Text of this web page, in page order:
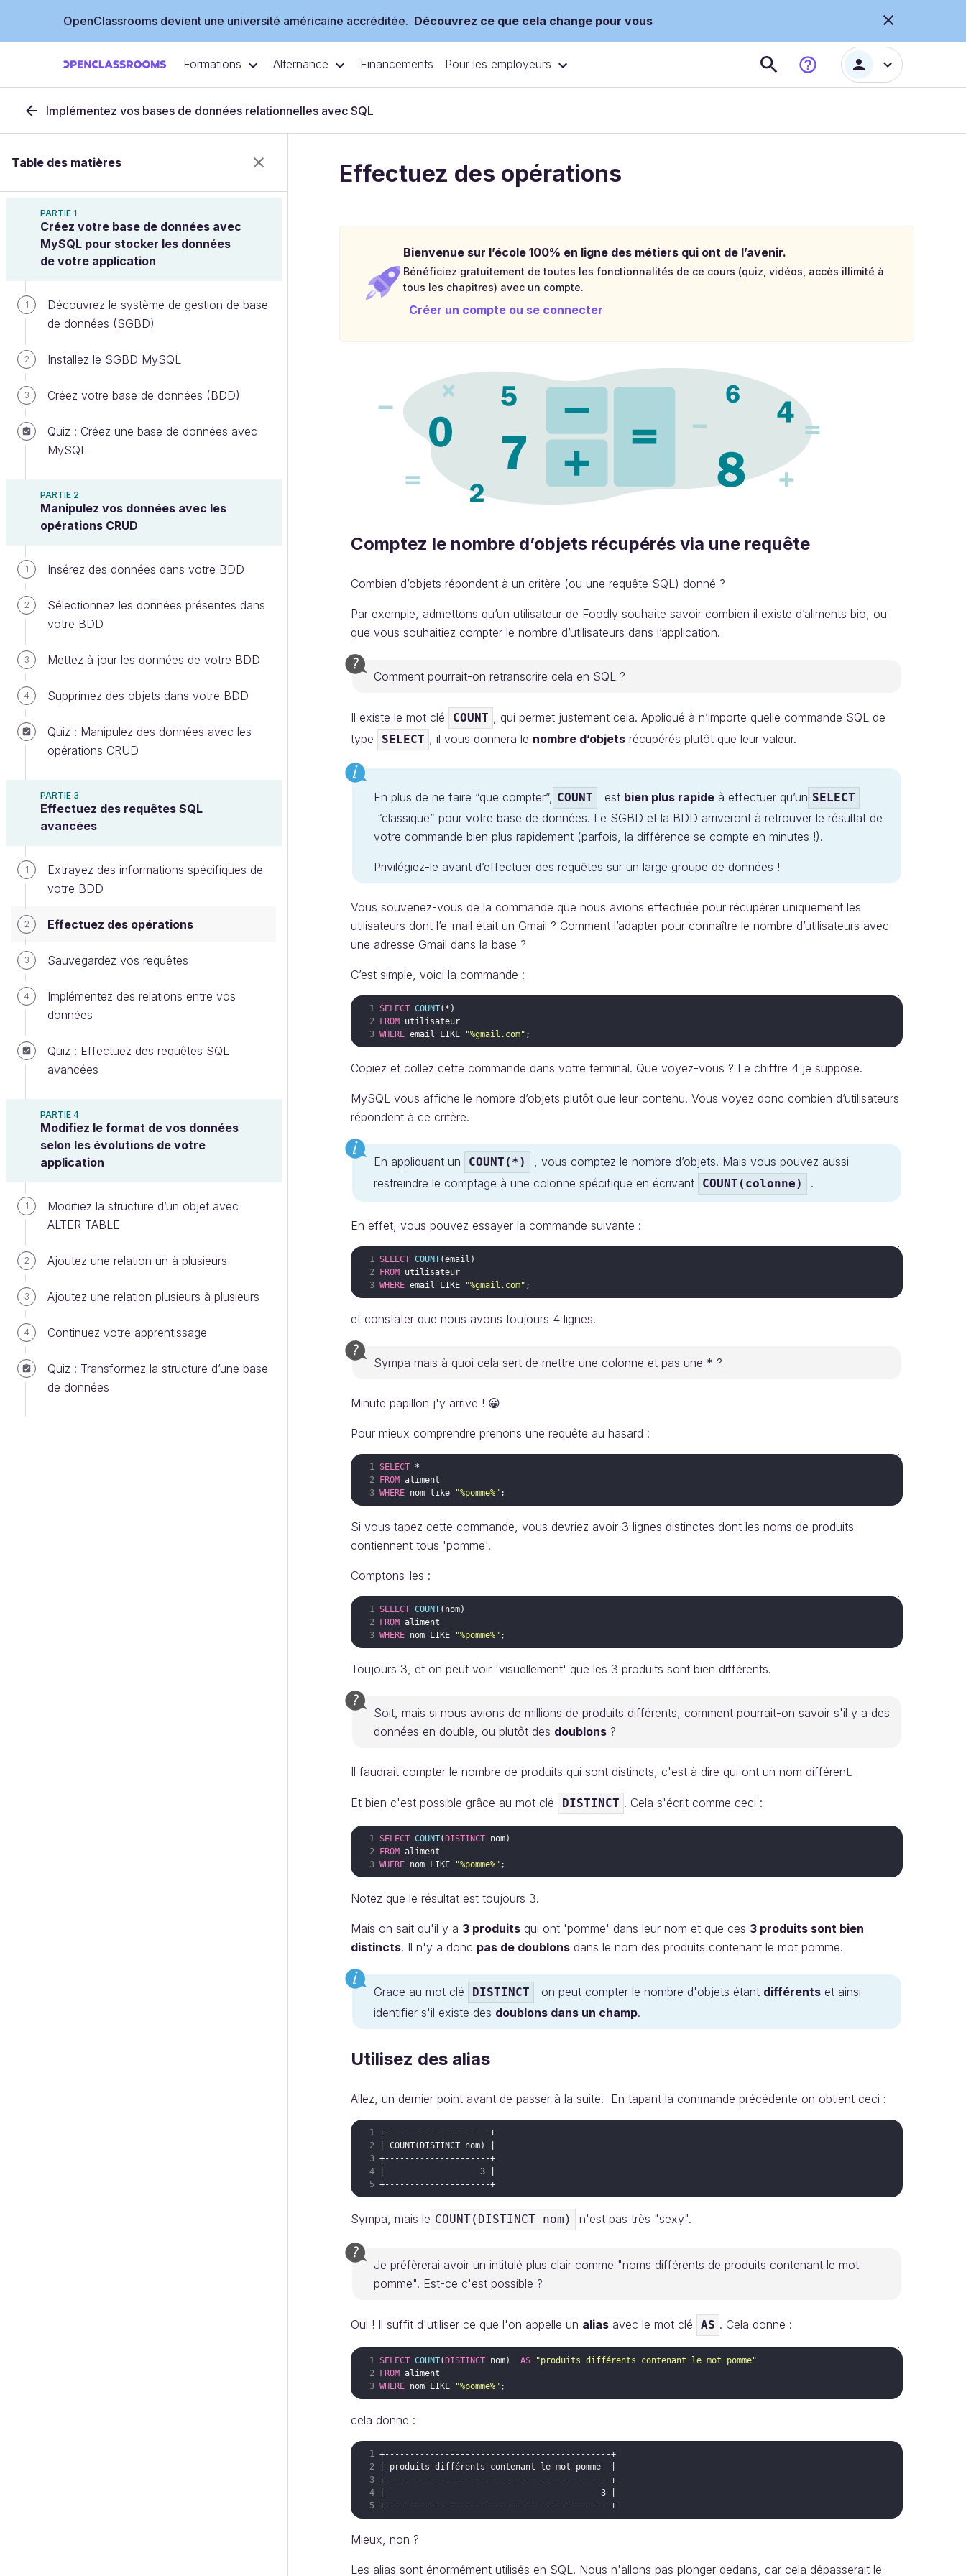
OpenClassrooms devient une université américaine accréditée. Découvrez ce que cela change pour vous
Formations Alternance Financements Pour les employeurs
Implémentez vos bases de données relationnelles avec SQL
Table des matières
PARTIE 1
Créez votre base de données avec
MySQL pour stocker les données
de votre application
1
Découvrez le système de gestion de base
de données (SGBD)
2 Installez le SGBD MySQL
3 Créez votre base de données (BDD)
Quiz : Créez une base de données avec
MySQL
PARTIE 2
Manipulez vos données avec les
opérations CRUD
1 Insérez des données dans votre BDD
2
Sélectionnez les données présentes dans
votre BDD
3 Mettez à jour les données de votre BDD
4 Supprimez des objets dans votre BDD
Quiz : Manipulez des données avec les
opérations CRUD
PARTIE 3
Effectuez des requêtes SQL
avancées
1
Extrayez des informations spécifiques de
votre BDD
2 Effectuez des opérations
3 Sauvegardez vos requêtes
4
Implémentez des relations entre vos
données
Quiz : Effectuez des requêtes SQL
avancées
PARTIE 4
Modifiez le format de vos données
selon les évolutions de votre
application
1
Modifiez la structure d’un objet avec
ALTER TABLE
2 Ajoutez une relation un à plusieurs
3 Ajoutez une relation plusieurs à plusieurs
4 Continuez votre apprentissage
Quiz : Transformez la structure d’une base
de données
Effectuez des opérations
Bienvenue sur l’école 100% en ligne des métiers qui ont de l’avenir.
Bénéficiez gratuitement de toutes les fonctionnalités de ce cours (quiz, vidéos, accès illimité à
tous les chapitres) avec un compte.
Créer un compte ou se connecter
Comptez le nombre d’objets récupérés via une requête
Combien d’objets répondent à un critère (ou une requête SQL) donné ?
Par exemple, admettons qu’un utilisateur de Foodly souhaite savoir combien il existe d’aliments bio, ou
que vous souhaitiez compter le nombre d’utilisateurs dans l’application.
Comment pourrait-on retranscrire cela en SQL ?
Il existe le mot clé COUNT , qui permet justement cela. Appliqué à n’importe quelle commande SQL de
type
SELECT , il vous donnera le nombre d’objets récupérés plutôt que leur valeur.
En plus de ne faire “que compter”, COUNT est bien plus rapide à effectuer qu’un SELECT
“classique” pour votre base de données. Le SGBD et la BDD arriveront à retrouver le résultat de
votre commande bien plus rapidement (parfois, la différence se compte en minutes !).
Privilégiez-le avant d’effectuer des requêtes sur un large groupe de données !
Vous souvenez-vous de la commande que nous avions effectuée pour récupérer uniquement les
utilisateurs dont l’e-mail était un Gmail ? Comment l’adapter pour connaître le nombre d’utilisateurs avec
une adresse Gmail dans la base ?
C’est simple, voici la commande :
SELECT COUNT( * )
FROM
utilisateur
WHERE email LIKE "%gmail.com"
Copiez et collez cette commande dans votre terminal. Que voyez-vous ? Le chiffre 4 je suppose.
MySQL vous affiche le nombre d’objets plutôt que leur contenu. Vous voyez donc combien d’utilisateurs
répondent à ce critère.
En appliquant un COUNT(*)
, vous comptez le nombre d’objets. Mais vous pouvez aussi
restreindre le comptage à une colonne spécifique en écrivant
COUNT(colonne) .
En effet, vous pouvez essayer la commande suivante :
SELECT COUNT(email )
FROM
utilisateur
WHERE email LIKE "%gmail.com"
et constater que nous avons toujours 4 lignes.
Sympa mais à quoi cela sert de mettre une colonne et pas une * ?
Minute papillon j'y arrive ! 😀
Pour mieux comprendre prenons une requête au hasard :
SELECT
FROM aliment
WHERE nom like "%pomme%"
Si vous tapez cette commande, vous devriez avoir 3 lignes distinctes dont les noms de produits
contiennent tous 'pomme'.
Comptons-les :
SELECT COUNT( nom)
FROM aliment
WHERE nom LIKE "%pomme%"
Toujours 3, et on peut voir 'visuellement' que les 3 produits sont bien différents.
Soit, mais si nous avions de millions de produits différents, comment pourrait-on savoir s'il y a des
données en double, ou plutôt des doublons ?
Il faudrait compter le nombre de produits qui sont distincts, c'est à dire qui ont un nom différent.
Et bien c'est possible grâce au mot clé DISTINCT . Cela s'écrit comme ceci :
SELECT COUNT( DISTINCT nom)
FROM aliment
WHERE nom LIKE "%pomme%"
Notez que le résultat est toujours 3.
Mais on sait qu'il y a 3 produits qui ont 'pomme' dans leur nom et que ces 3 produits sont bien
distincts. Il n'y a donc pas de doublons dans le nom des produits contenant le mot pomme.
Grace au mot clé DISTINCT on peut compter le nombre d'objets étant différents et ainsi
identifier s'il existe des doublons dans un champ.
Utilisez des alias
Allez, un dernier point avant de passer à la suite. En tapant la commande précédente on obtient ceci :
Sympa, mais le COUNT(DISTINCT nom) n'est pas très "sexy".
Je préfèrerai avoir un intitulé plus clair comme "noms différents de produits contenant le mot
pomme". Est-ce c'est possible ?
Oui ! Il suffit d'utiliser ce que l'on appelle un alias avec le mot clé AS . Cela donne :
SELECT COUNT( DISTINCT nom) AS
"produits différents contenant le mot pomme"
FROM aliment
WHERE nom LIKE "%pomme%"
cela donne :
Mieux, non ?
Les alias sont énormément utilisés en SQL. Nous n'allons pas plonger dedans, car cela dépasserait le